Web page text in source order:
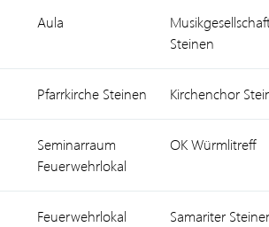
Aula
Steinen
Pfarrkirche Steinen Kirchenchor
Seminarraum
Feuerwehrlokal
OK Würmlitreff
Feuerwehrlokal
Samariter